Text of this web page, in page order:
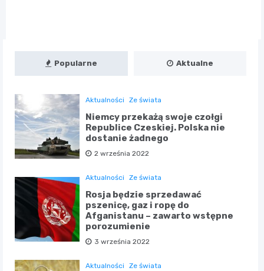
Popularne Aktualne
Aktualności Ze świata
Niemcy przekażą swoje czołgi
Republice Czeskiej. Polska nie
dostanie żadnego
2 września 2022
Aktualności Ze świata
Rosja będzie sprzedawać
pszenicę, gaz i ropę do
Afganistanu – zawarto wstępne
porozumienie
3 września 2022
Aktualności Ze świata